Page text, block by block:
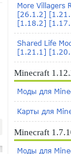
More Villagers
[26.1.2]
[1.18.2]
Shared Life
[1.21.1]
Minecraft
Моды для
Карты для
Minecraft
Моды для